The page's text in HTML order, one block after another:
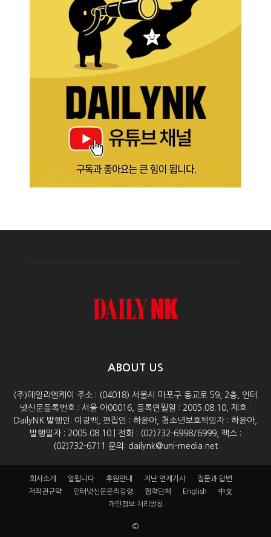
ABOUT US
(주)데일리엔케이 주소 : (04018) 서울시 마포구 동교로 59, 2층, 인터
넷신문등록번호 : 서울 아00016, 등록연월일 : 2005.08.10, 제호 :
DailyNK 발행인: 이광백, 편집인 : 하윤아, 청소년보호책임자 : 하윤아,
발행일자 : 2005.08.10 | 전화 : (02)732-6998/6999, 팩스 :
(02)732-6711 문의: dailynk@uni-media.net
회사소개 알립니다 후원안내 지난 연재기사
질문과 답변
저작권규약
인터넷신문윤리강령 협력단체 English
中文
개인정보 처리방침
©